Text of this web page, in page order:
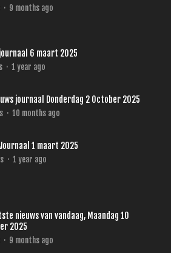
· 9 months ago
6 maart 2025
· 1 year ago
journaal Donderdag 2 October 2025
· 10 months ago
1 maart 2025
· 1 year ago
nieuws van vandaag, Maandag 10
2025
· 9 months ago